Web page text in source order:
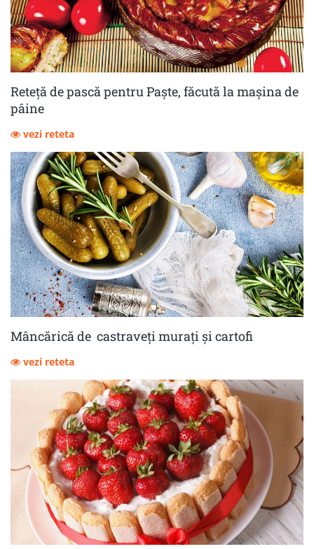
Reteță de pască pentru Paște, făcută la mașina de
pâine
vezi reteta
Mâncărică de castraveţi muraţi şi cartofi
vezi reteta